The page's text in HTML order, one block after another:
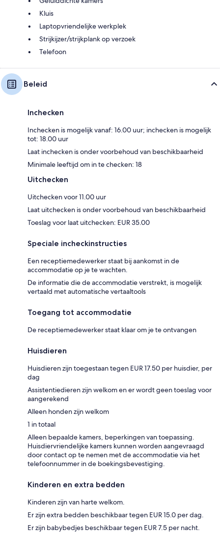
Kluis
Laptopvriendelijke werkplek
Strijkijzer/strijkplank op verzoek
Telefoon
Beleid
Inchecken
Inchecken is mogelijk vanaf: 16.00 uur; inchecken is mogelijk
tot: 18.00 uur
Laat inchecken is onder voorbehoud van beschikbaarheid
Minimale leeftijd om in te checken: 18
Uitchecken
Uitchecken voor 11.00 uur
Laat uitchecken is onder voorbehoud van beschikbaarheid
Toeslag voor laat uitchecken: EUR 35.00
Speciale incheckinstructies
Een receptiemedewerker staat bij aankomst in de
accommodatie op je te wachten.
De informatie die de accommodatie verstrekt, is mogelijk
vertaald met automatische vertaaltools
Toegang tot accommodatie
De receptiemedewerker staat klaar om je te ontvangen
Huisdieren
Huisdieren zijn toegestaan tegen EUR 17.50 per huisdier, per
dag
Assistentiedieren zijn welkom en er wordt geen toeslag voor
aangerekend
Alleen honden zijn welkom
1 in totaal
Alleen bepaalde kamers, beperkingen van toepassing.
Huisdiervriendelijke kamers kunnen worden aangevraagd
door contact op te nemen met de accommodatie via het
telefoonnummer in de boekingsbevestiging.
Kinderen en extra bedden
Kinderen zijn van harte welkom.
Er zijn extra bedden beschikbaar tegen EUR 15.0 per dag.
Er zijn babybedjes beschikbaar tegen EUR 7.5 per nacht.